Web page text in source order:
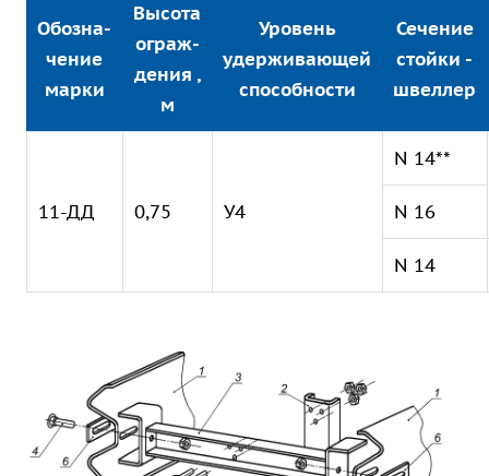
Обозна-
чение
марки
Высота
ограж-
дения ,
м
Уровень
удерживающей
способности
Сечение
стойки -
швеллер
11-ДД 0,75 У4
N 14**
N 16
N 14